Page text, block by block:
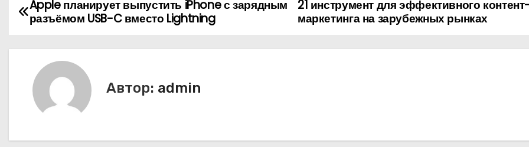
Н
21 инструмент для эффективного
маркетинга на зарубежных рынках
Apple планирует выпустить iPhone с зарядным
разъёмом USB-C вместо Lightning
Автор: admin